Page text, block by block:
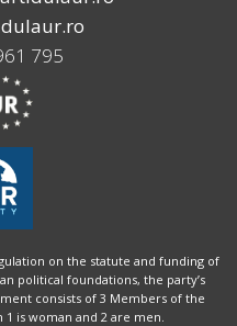
795
on the statute and funding of
political foundations, the party’s
consists of 3 Members of the
is woman and 2 are men.